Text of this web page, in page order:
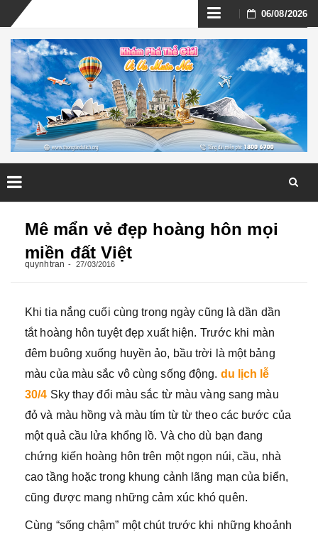
Skip
to
content
06/08/2026
Mê mẩn vẻ đẹp hoàng hôn mọi
miền đất Việt
quynhtran 27/03/2016
Khi tia nắng cuối cùng trong ngày cũng là dần dần
tắt hoàng hôn tuyệt đẹp xuất hiện. Trước khi màn
đêm buông xuống huyền ảo, bầu trời là một bảng
màu của màu sắc vô cùng sống động. du lịch lễ
30/4 Sky thay đổi màu sắc từ màu vàng sang màu
đỏ và màu hồng và màu tím từ từ theo các bước của
một quả cầu lửa khổng lồ. Và cho dù bạn đang
chứng kiến ​​hoàng hôn trên một ngọn núi, cầu, nhà
cao tầng hoặc trong khung cảnh lãng mạn của biển,
cũng được mang những cảm xúc khó quên.
Cùng “sống chậm” một chút trước khi những khoảnh